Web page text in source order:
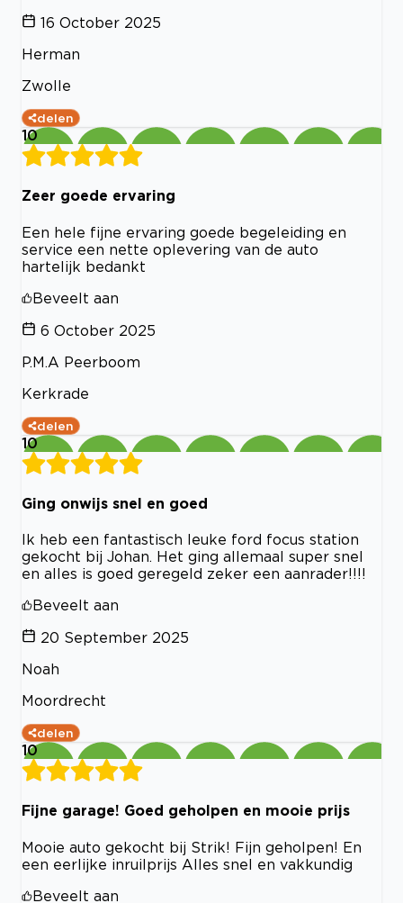
16 October 2025
Herman
Zwolle
delen
10
Zeer goede ervaring
Een hele fijne ervaring goede begeleiding en
service een nette oplevering van de auto
hartelijk bedankt
Beveelt aan
6 October 2025
P.M.A Peerboom
Kerkrade
delen
10
Ging onwijs snel en goed
Ik heb een fantastisch leuke ford focus station
gekocht bij Johan. Het ging allemaal super snel
en alles is goed geregeld zeker een aanrader!!!!
Beveelt aan
20 September 2025
Noah
Moordrecht
delen
10
Fijne garage! Goed geholpen en mooie prijs
Mooie auto gekocht bij Strik! Fijn geholpen! En
een eerlijke inruilprijs Alles snel en vakkundig
Beveelt aan